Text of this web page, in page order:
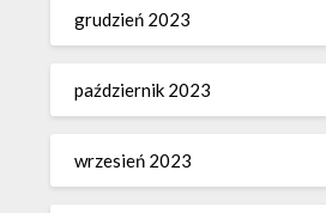
grudzień 2023
październik 2023
wrzesień 2023